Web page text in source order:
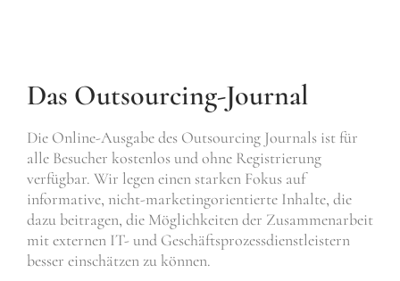
Das Outsourcing-Journal
Die Online-Ausgabe des Outsourcing Journals ist für
alle Besucher kostenlos und ohne Registrierung
verfügbar. Wir legen einen starken Fokus auf
informative, nicht-marketingorientierte Inhalte, die
dazu beitragen, die Möglichkeiten der Zusammenarbeit
mit externen IT- und Geschäftsprozessdienstleistern
besser einschätzen zu können.